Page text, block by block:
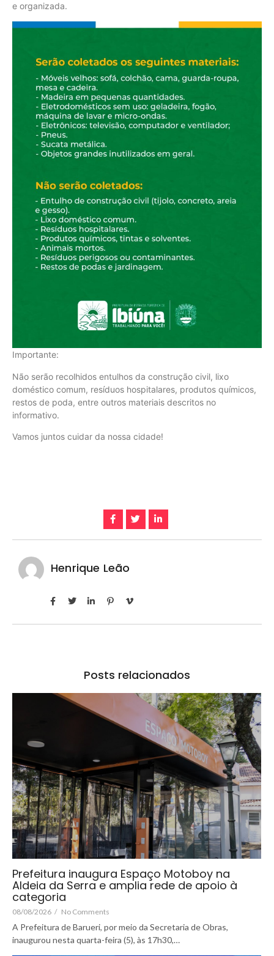
e organizada.
Importante:
Não serão recolhidos entulhos da construção civil, lixo
doméstico comum, resíduos hospitalares, produtos químicos,
restos de poda, entre outros materiais descritos no
informativo.
Vamos juntos cuidar da nossa cidade!
Henrique Leão
Posts relacionados
Prefeitura inaugura Espaço Motoboy na
Aldeia da Serra e amplia rede de apoio à
categoria
08/08/2026 / No Comments
A Prefeitura de Barueri, por meio da Secretaria de Obras,
inaugurou nesta quarta-feira (5), às 17h30,…